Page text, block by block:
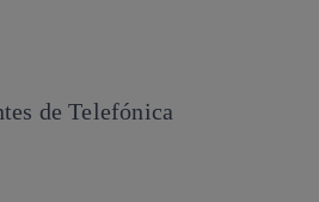
de Telefónica